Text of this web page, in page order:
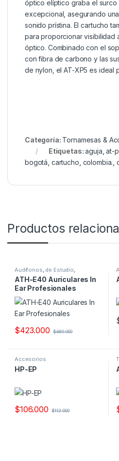
óptico elíptico graba el surco
excepcional, asegurando
sonido prístina. El cartucho
para proporcionar visibilidad
óptico. Combinado con el
con fibra de carbono y las
de nylon, el AT-XP5 es ideal
Categoría: Tornamesas &
Etiquetas:aguja ,at-
bogotá cartucho colombia. ,
Productos
Audífonos de Estudio
Profesionales
ATH-E40 Auriculares In
Ear Profesionales
$423.000 $480.000
Accesorios
HP-EP
$106.000 $112.000